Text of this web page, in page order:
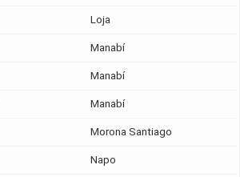
Loja
Manabí
Manabí
Manabí
Morona Santiago
Napo